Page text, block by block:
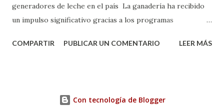
generadores de leche en el país La ganadería ha recibido
un impulso significativo gracias a los programas
muestra de su respaldo firme y decidido al campo, la
compromiso de trabajar de la mano con los productores
COMPARTIR PUBLICAR UN COMENTARIO LEER MÁS
Con tecnología de Blogger